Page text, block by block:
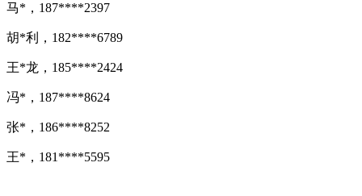
马*，187****2397
胡*利，182****6789
王*龙，185****2424
冯*，187****8624
张*，186****8252
王*，181****5595